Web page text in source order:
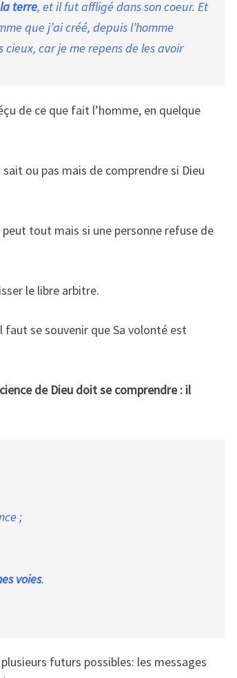
terre, et il fut affligé dans son coeur. Et
que j’ai créé, depuis l’homme
car je me repens de les avoir
de ce que fait l’homme, en quelque
ou pas mais de comprendre si Dieu
tout mais si une personne refuse de
le libre arbitre.
faut se souvenir que Sa volonté est
de Dieu doit se comprendre : il
;
voies.
futurs possibles: les messages